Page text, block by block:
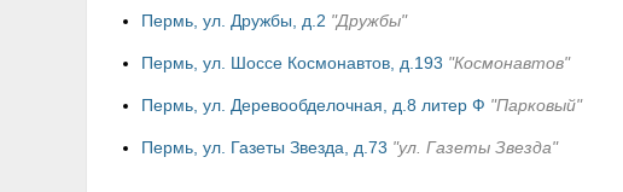
Пермь, ул. Дружбы, д.2 "Дружбы"
Пермь, ул. Шоссе Космонавтов, д.193 "Космонавтов"
Пермь, ул. Деревообделочная, д.8 литер Ф "Парковый"
Пермь, ул. Газеты Звезда, д.73 "ул. Газеты Звезда"